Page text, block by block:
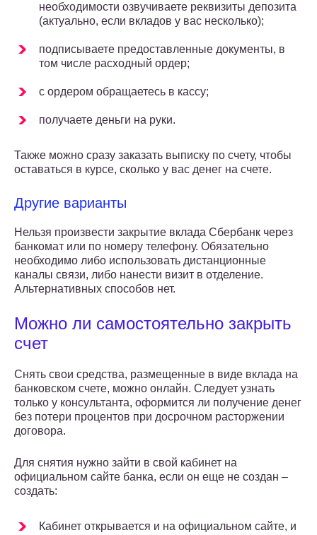
необходимости озвучиваете реквизиты депозита
(актуально, если вкладов у вас несколько);
подписываете предоставленные документы, в
том числе расходный ордер;
с ордером обращаетесь в кассу;
получаете деньги на руки.
Также можно сразу заказать выписку по счету, чтобы
оставаться в курсе, сколько у вас денег на счете.
Другие варианты
Нельзя произвести закрытие вклада Сбербанк через
банкомат или по номеру телефону. Обязательно
необходимо либо использовать дистанционные
каналы связи, либо нанести визит в отделение.
Альтернативных способов нет.
Можно ли самостоятельно закрыть
счет
Снять свои средства, размещенные в виде вклада на
банковском счете, можно онлайн. Следует узнать
только у консультанта, оформится ли получение денег
без потери процентов при досрочном расторжении
договора.
Для снятия нужно зайти в свой кабинет на
официальном сайте банка, если он еще не создан –
создать:
Кабинет открывается и на официальном сайте, и